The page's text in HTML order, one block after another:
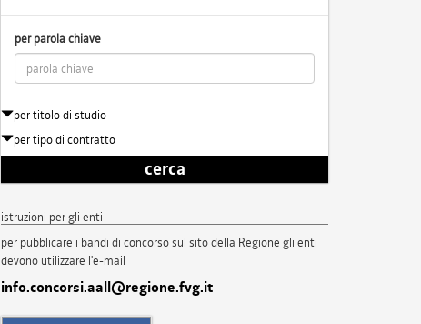
per parola chiave
per titolo di studio
per tipo di contratto
cerca
istruzioni per gli enti
per pubblicare i bandi di concorso sul sito della Regione gli enti
devono utilizzare l'e-mail
info.concorsi.aall@regione.fvg.it